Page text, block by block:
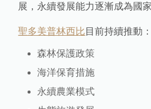
展，永續發展能力逐漸成為國
聖多美普林西比 目前持續推動：
森林保護政策
海洋保育措施
永續農業模式